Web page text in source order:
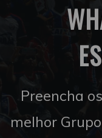
Preencha
melhor